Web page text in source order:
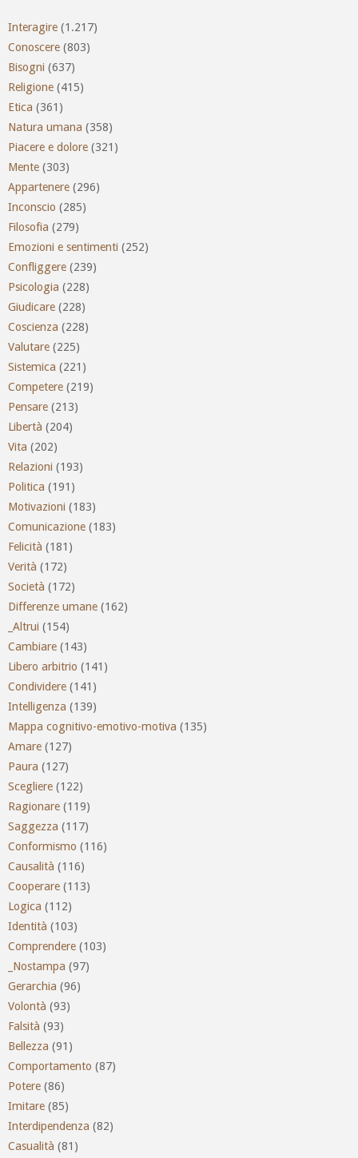
Interagire (1.217)
Conoscere (803)
Bisogni (637)
Religione (415)
Etica (361)
Natura umana (358)
Piacere e dolore (321)
Mente (303)
Appartenere (296)
Inconscio (285)
Filosofia (279)
Emozioni e sentimenti (252)
Confliggere (239)
Psicologia (228)
Giudicare (228)
Coscienza (228)
Valutare (225)
Sistemica (221)
Competere (219)
Pensare (213)
Libertà (204)
Vita (202)
Relazioni (193)
Politica (191)
Motivazioni (183)
Comunicazione (183)
Felicità (181)
Verità (172)
Società (172)
Differenze umane (162)
_Altrui (154)
Cambiare (143)
Libero arbitrio (141)
Condividere (141)
Intelligenza (139)
Mappa cognitivo-emotivo-motiva (135)
Amare (127)
Paura (127)
Scegliere (122)
Ragionare (119)
Saggezza (117)
Conformismo (116)
Causalità (116)
Cooperare (113)
Logica (112)
Identità (103)
Comprendere (103)
_Nostampa (97)
Gerarchia (96)
Volontà (93)
Falsità (93)
Bellezza (91)
Comportamento (87)
Potere (86)
Imitare (85)
Interdipendenza (82)
Casualità (81)